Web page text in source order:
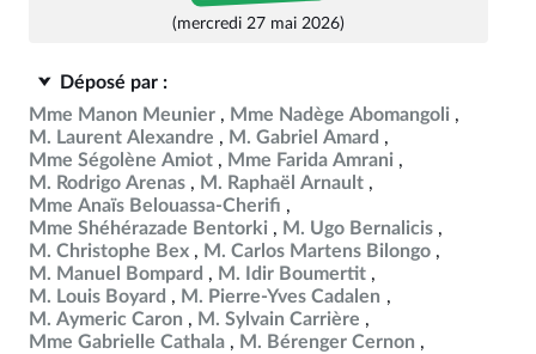
(mercredi 27 mai 2026)
Déposé par :
Mme Manon Meunier
Mme Nadège Abomangoli
M. Laurent Alexandre
M. Gabriel Amard
Mme Ségolène Amiot
Mme Farida Amrani
M. Rodrigo Arenas
M. Raphaël Arnault
Mme Anaïs Belouassa-Cherifi
Mme Shéhérazade Bentorki
M. Ugo Bernalicis
M. Christophe Bex
M. Carlos Martens Bilongo
M. Manuel Bompard
M. Idir Boumertit
M. Louis Boyard
M. Pierre-Yves Cadalen
M. Aymeric Caron
M. Sylvain Carrière
Mme Gabrielle Cathala
M. Bérenger Cernon